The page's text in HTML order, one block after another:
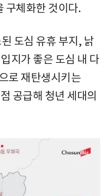
구체화한 것이다.
도심 유휴 부지, 낡
지가 좋은 도심 내 다
로 재탄생시키는
공급해 청년 세대의